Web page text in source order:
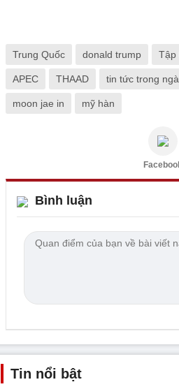
Trung Quốc donald trump Tập
APEC THAAD tin tức trong
moon jae in mỹ hàn
Bình luận
Tin nổi bật